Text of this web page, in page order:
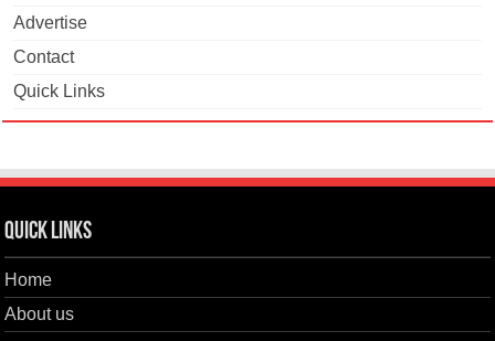
Advertise
Contact
Quick Links
Quick Links
Home
About us